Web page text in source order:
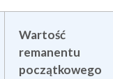
Wartość
remanentu
początkowego